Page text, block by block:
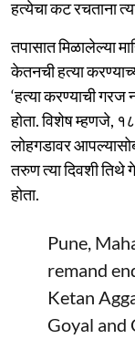
हत्येचा कट रचताना
तपासात मिळालेल्या
केतनची हत्या
‘हत्या करण्याची गरज
होता. विशेष म्हणजे,
लोहगडावर
तरुण त्या दिवशी तिथे
होता.
Pune,
remand
Ketan
Goyal and